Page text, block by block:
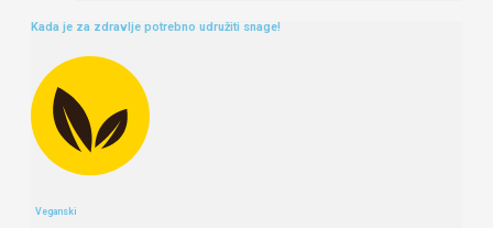
Kada je za zdravlje potrebno udružiti snage!
Veganski